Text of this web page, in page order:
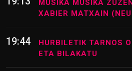
MUSIKA MUSIKA
XABIER MATXAIN
19:44
HURBILETIK TARNOS
ETA BILAKATU